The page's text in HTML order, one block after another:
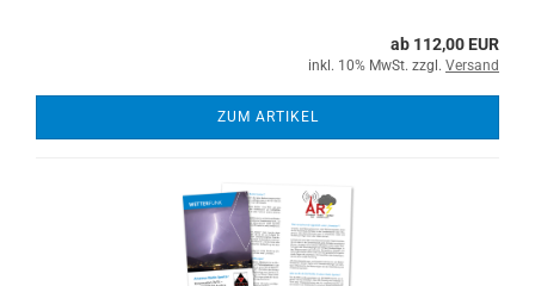
ab 112,00 EUR
inkl. 10% MwSt. zzgl. Versand
ZUM ARTIKEL